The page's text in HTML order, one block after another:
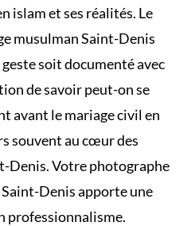
islam et ses réalités. Le
musulman Saint-Denis
soit documenté avec
de savoirpeut-on se
avant le mariage civil en
souvent au cœur des
Denis. Votre photographe
Denis apporte une
professionnalisme.